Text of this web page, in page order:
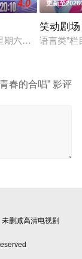
专家和爱吃团网
4.0
期六》2022年1月
更新至
笑动剧场
语言类”栏
春的合唱” 影评
删减高清电视剧